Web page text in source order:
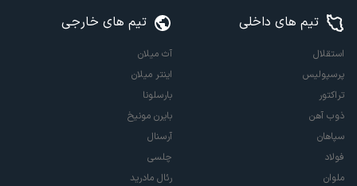
تیم های داخلی
استقلال
پرسپولیس
تراکتور
ذوب آهن
سپاهان
فولاد
ملوان
تیم های خارجی
آث میلان
اینتر میلان
بارسلونا
بایرن مونیخ
آرسنال
چلسی
رئال مادرید